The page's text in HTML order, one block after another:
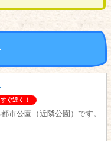
すぐ近く！
市公園（近隣公園）です。